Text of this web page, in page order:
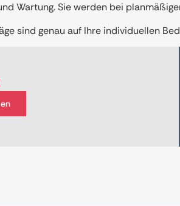
Wartung. Sie werden bei
sind genau auf Ihre individuellen